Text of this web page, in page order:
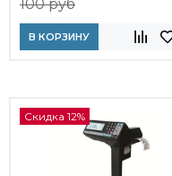
100 руб
В КОРЗИНУ
Скидка 12%